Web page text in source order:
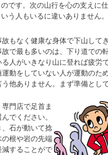
のです。次の山行を心の支えに
いう人もいるに違いありません。
もなく健康な身体で下山して
で最も多いのは、下り道での
人がいきなり山に登れば疲労
動をしていない人が運動のた
他ありません。まず準備とし
門店で足首ま
でください。
石が動いて捻
根や岩の先端
することがで